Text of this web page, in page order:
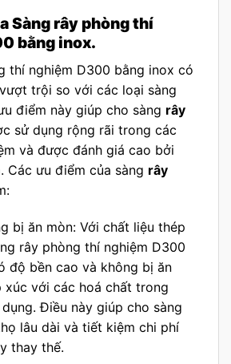
Sàng rây phòng thí
bằng inox.
thí nghiệm D300 bằng inox có
trội so với các loại sàng
điểm này giúp cho sàng rây
sử dụng rộng rãi trong các
và được đánh giá cao bởi
Các ưu điểm của sàng rây
bị ăn mòn: Với chất liệu thép
rây phòng thí nghiệm D300
độ bền cao và không bị ăn
xúc với các hoá chất trong
Điều này giúp cho sàng
lâu dài và tiết kiệm chi phí
thay thế.